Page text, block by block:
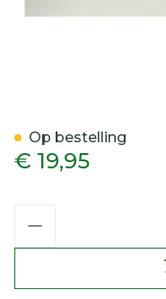
€ 19,95
Op bestelling